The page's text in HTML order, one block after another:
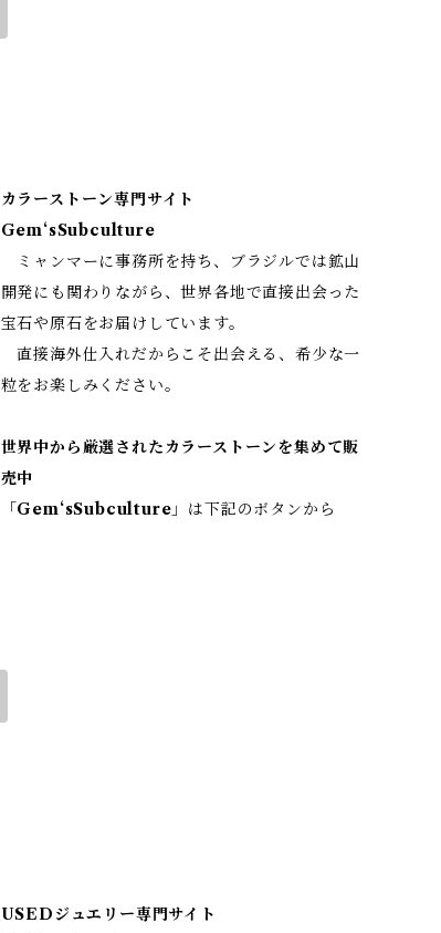
カラーストーン専門サイト
Gem‘sSubculture
ミャンマーに事務所を持ち、ブラジルでは鉱山
開発にも関わりながら、世界各地で直接出会った
宝石や原石をお届けしています。
直接海外仕入れだからこそ出会える、希少な一
粒をお楽しみください。
世界中から厳選されたカラーストーンを集めて販
売中
「Gem‘sSubculture 」は下記のボタンから
USEDジュエリー専門サイト